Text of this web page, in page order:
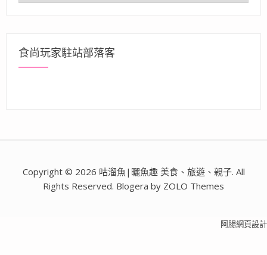
類
食尚玩家駐站部落客
Copyright © 2026 咕溜魚|曬魚趣 美食、旅遊、親子. All
Rights Reserved. Blogera by ZOLO Themes
阿腸網頁設計